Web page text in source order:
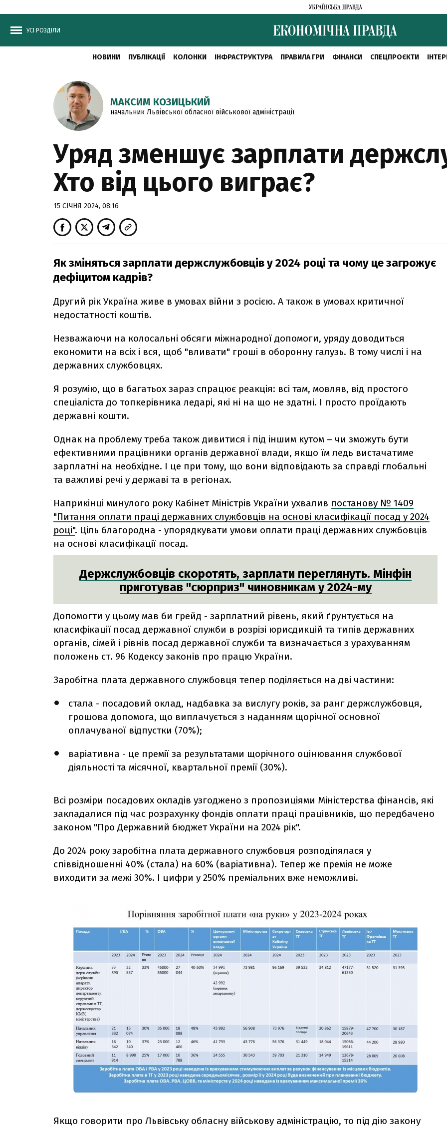
УСІ РОЗДІЛИ
НОВИНИ ПУБЛІКАЦІЇ КОЛОНКИ ІНФРАСТРУКТУРА ПРАВИЛА ГРИ ФІНАНСИ СПЕЦПРОЄКТИ
МАКСИМ КОЗИЦЬКИЙ
начальник Львівської обласної військової адміністрації
Уряд зменшує зарплати
Хто від цього виграє?
15 СІЧНЯ 2024, 08:16
Як зміняться зарплати держслужбовців у 2024 році та чому це загрожує
дефіцитом кадрів?
Другий рік Україна живе в умовах війни з росією. А також в умовах критичної
недостатності коштів.
Незважаючи на колосальні обсяги міжнародної допомоги, уряду доводиться
економити на всіх і вся, щоб "вливати" гроші в оборонну галузь. В тому числі і на
державних службовцях.
Я розумію, що в багатьох зараз спрацює реакція: всі там, мовляв, від простого
спеціаліста до топкерівника ледарі, які ні на що не здатні. І просто проїдають
державні кошти.
Однак на проблему треба також дивитися і під іншим кутом – чи зможуть бути
ефективними працівники органів державної влади, якщо їм ледь вистачатиме
зарплатні на необхідне. І це при тому, що вони відповідають за справді глобальні
та важливі речі у державі та в регіонах.
Наприкінці минулого року Кабінет Міністрів України ухвалив постанову № 1409
"Питання оплати праці державних службовців на основі класифікації посад у 2024
році". Ціль благородна - упорядкувати умови оплати праці державних службовців
на основі класифікації посад.
Держслужбовців скоротять, зарплати переглянуть. Мінфін
приготував "сюрприз" чиновникам у 2024-му
Допомогти у цьому мав би грейд - зарплатний рівень, який ґрунтується на
класифікації посад державної служби в розрізі юрисдикцій та типів державних
органів, сімей і рівнів посад державної служби та визначається з урахуванням
положень ст. 96 Кодексу законів про працю України.
Заробітна плата державного службовця тепер поділяється на дві частини:
стала - посадовий оклад, надбавка за вислугу років, за ранг держслужбовця,
грошова допомога, що виплачується з наданням щорічної основної
оплачуваної відпустки (70%);
варіативна - це премії за результатами щорічного оцінювання службової
діяльності та місячної, квартальної премії (30%).
Всі розміри посадових окладів узгоджено з пропозиціями Міністерства фінансів, які
закладалися під час розрахунку фондів оплати праці працівників, що передбачено
законом "Про Державний бюджет України на 2024 рік".
До 2024 року заробітна плата державного службовця розподілялася у
співвідношенні 40% (стала) на 60% (варіативна). Тепер же премія не може
виходити за межі 30%. І цифри у 250% преміальних вже неможливі.
Якщо говорити про Львівську обласну військову адміністрацію, то під дію закону